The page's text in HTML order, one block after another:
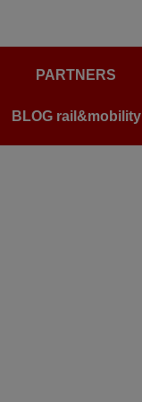
PARTNERS
BLOG rail&mobility